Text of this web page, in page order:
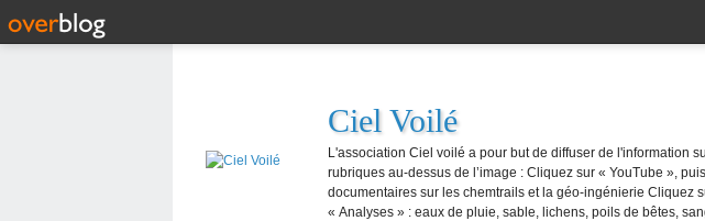
Ciel Voilé
L'association Ciel voilé a pour but de diffuser de l'information
rubriques au-dessus de l’image : Cliquez sur « YouTube »,
documentaires sur les chemtrails et la géo-ingénierie Cliquez
« Analyses » : eaux de pluie, sable, lichens, poils de bêtes,